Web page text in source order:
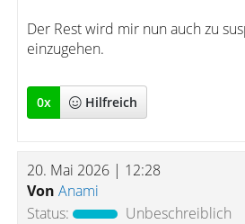
Der Rest wird mir nun auch zu
einzugehen.
0x Hilfreich
20. Mai 2026 | 12:28
Von Anami
Status:
Unbeschreiblich